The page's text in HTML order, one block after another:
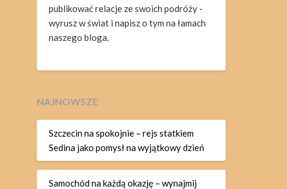
publikować relacje ze swoich podróży -
wyrusz w świat i napisz o tym na łamach
naszego bloga.
NAJNOWSZE
Szczecin na spokojnie – rejs statkiem
Sedina jako pomysł na wyjątkowy dzień
Samochód na każdą okazję – wynajmij